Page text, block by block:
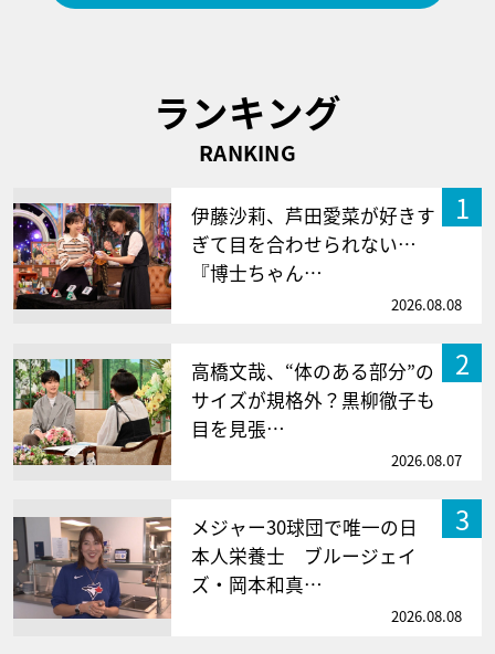
ランキング
RANKING
1
伊藤沙莉、芦田愛菜が好きす
ぎて目を合わせられない…
『博士ちゃん…
2026.08.08
2
高橋文哉、“体のある部分”の
サイズが規格外？黒柳徹子も
目を見張…
2026.08.07
3
メジャー30球団で唯一の日
本人栄養士 ブルージェイ
ズ・岡本和真…
2026.08.08